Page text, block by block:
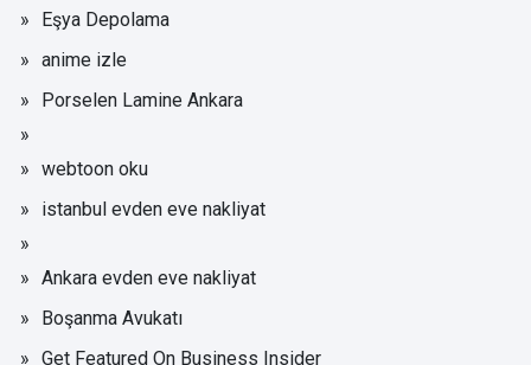
Eşya Depolama
anime izle
Porselen Lamine Ankara
webtoon oku
istanbul evden eve nakliyat
Ankara evden eve nakliyat
Boşanma Avukatı
Get Featured On Business Insider